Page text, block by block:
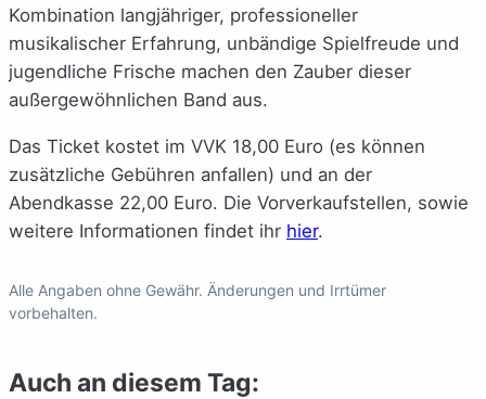
Kombination langjähriger, professioneller
musikalischer Erfahrung, unbändige Spielfreude und
jugendliche Frische machen den Zauber dieser
außergewöhnlichen Band aus.
Das Ticket kostet im VVK 18,00 Euro (es können
zusätzliche Gebühren anfallen) und an der
Abendkasse 22,00 Euro. Die Vorverkaufstellen, sowie
weitere Informationen findet ihr hier.
Alle Angaben ohne Gewähr. Änderungen und Irrtümer
vorbehalten.
Auch an diesem Tag: